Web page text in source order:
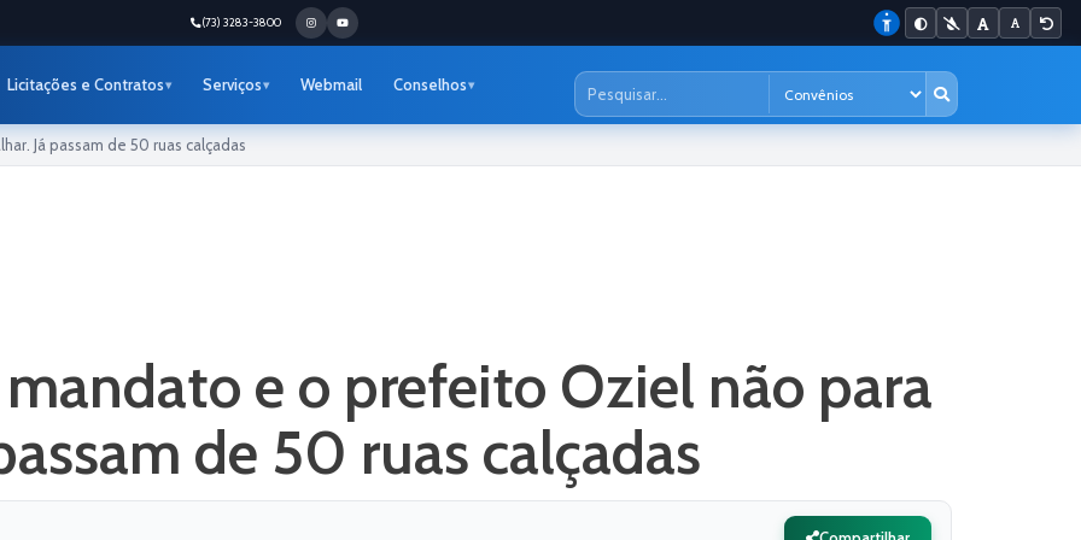
(73) 3283-3800
Licitações e Contratos Serviços Webmail Conselhos
Já passam de 50 ruas calçadas
e o prefeito Oziel não para
de 50 ruas calçadas